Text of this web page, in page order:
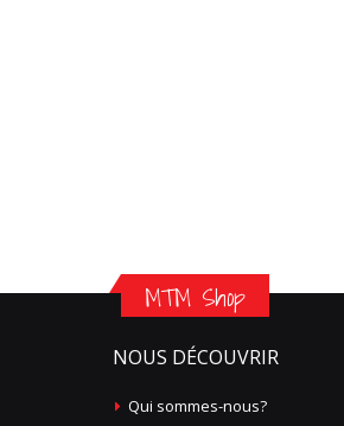
MTM Shop
NOUS DÉCOUVRIR
Qui sommes-nous?